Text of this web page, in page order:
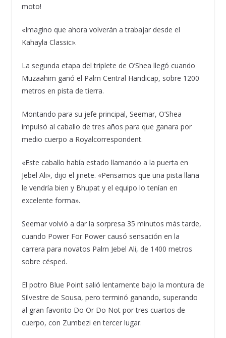
moto!
«Imagino que ahora volverán a trabajar desde el
Kahayla Classic».
La segunda etapa del triplete de O’Shea llegó cuando
Muzaahim ganó el Palm Central Handicap, sobre 1200
metros en pista de tierra.
Montando para su jefe principal, Seemar, O’Shea
impulsó al caballo de tres años para que ganara por
medio cuerpo a Royalcorrespondent.
«Este caballo había estado llamando a la puerta en
Jebel Ali», dijo el jinete. «Pensamos que una pista llana
le vendría bien y Bhupat y el equipo lo tenían en
excelente forma».
Seemar volvió a dar la sorpresa 35 minutos más tarde,
cuando Power For Power causó sensación en la
carrera para novatos Palm Jebel Ali, de 1400 metros
sobre césped.
El potro Blue Point salió lentamente bajo la montura de
Silvestre de Sousa, pero terminó ganando, superando
al gran favorito Do Or Do Not por tres cuartos de
cuerpo, con Zumbezi en tercer lugar.